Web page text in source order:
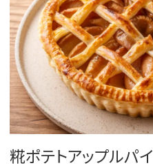
糀ポテトアップルパイ